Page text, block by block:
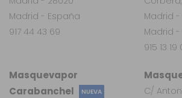
Masquevapor
Carabanchel
NUEVA
C/
Madrid -
Madrid
915 13 19
Madrid - España
917 44 43 69